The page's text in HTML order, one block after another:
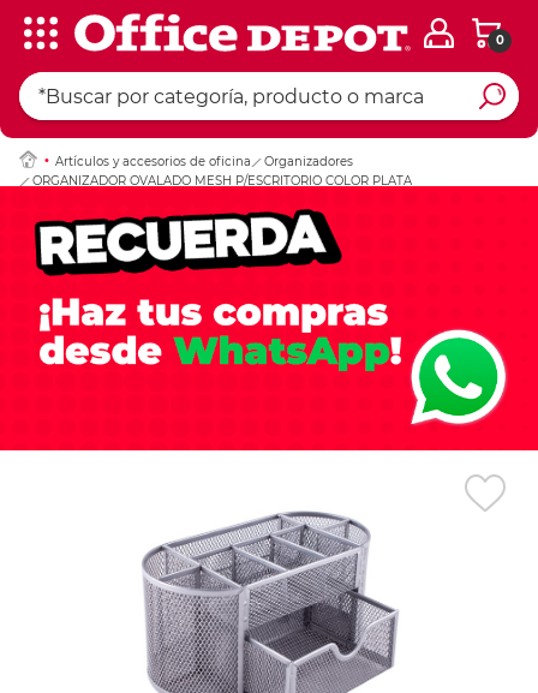
0
Artículos y accesorios de oficina
Organizadores
ORGANIZADOR OVALADO MESH P/ESCRITORIO COLOR PLATA
Ingresar Codigo